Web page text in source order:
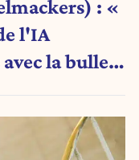
: «
l'IA
la bulle